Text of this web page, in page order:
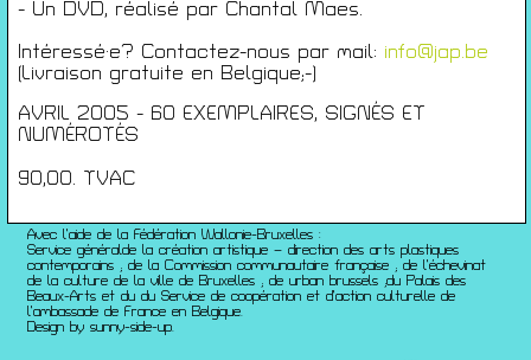
- Un DVD, réalisé par Chantal Maes.
Intéressé·e? Contactez-nous par mail: info@jap.be
(Livraison gratuite en Belgique;-)
AVRIL 2005 - 60 EXEMPLAIRES, SIGNÉS ET
NUMÉROTÉS
90,00. TVAC
Saisons Précédentes
JEUNESSE & ARTS PLASTIQUES
PALAIS DES BEAUX-ARTS
T 02 507 82 25 —
Avec l’aide de la Fédération Wallonie-Bruxelles :
Service généralde la création artistique – direction des arts plastiques
contemporains ; de la Commission communautaire française ; de l’échevinat
de la culture de la ville de Bruxelles ; de urban brussels ;du Palais des
Beaux-Arts et du du Service de coopération et d’action culturelle de
l’ambassade de France en Belgique.
Design by sunny-side-up.